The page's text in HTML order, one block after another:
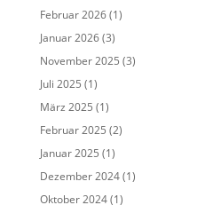
Februar 2026(1)
Januar 2026(3)
November 2025 (3)
Juli 2025 (1)
März 2025 (1)
Februar 2025 (2)
Januar 2025 (1)
Dezember 2024(1)
Oktober 2024(1)